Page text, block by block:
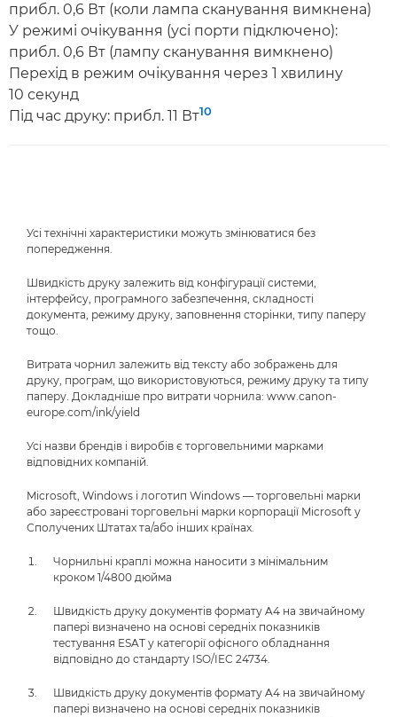
прибл. 0,6 Вт (коли лампа сканування вимкнена)
У режимі очікування (усі порти підключено):
прибл. 0,6 Вт (лампу сканування вимкнено)
Перехід в режим очікування через 1 хвилину
10 секунд
Під час друку: прибл. 11 Вт10
Усі технічні характеристики можуть змінюватися без
попередження.
Швидкість друку залежить від конфігурації системи,
інтерфейсу, програмного забезпечення, складності
документа, режиму друку, заповнення сторінки, типу паперу
тощо.
Витрата чорнил залежить від тексту або зображень для
друку, програм, що використовуються, режиму друку та типу
паперу. Докладніше про витрати чорнила: www.canon-
europe.com/ink/yield
Усі назви брендів і виробів є торговельними марками
відповідних компаній.
Microsoft, Windows і логотип Windows — торговельні марки
або зареєстровані торговельні марки корпорації Microsoft у
Сполучених Штатах та/або інших країнах.
Чорнильні краплі можна наносити з мінімальним
кроком 1/4800 дюйма
Швидкість друку документів формату A4 на звичайному
папері визначено на основі середніх показників
тестування ESAT у категорії офісного обладнання
відповідно до стандарту ISO/IEC 24734.
Швидкість друку документів формату A4 на звичайному
папері визначено на основі середніх показників